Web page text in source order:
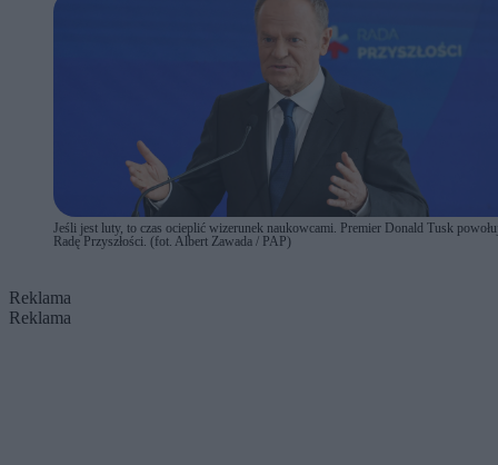
Jeśli jest luty, to czas ocieplić wizerunek naukowcami. Premier Donald Tusk
Radę Przyszłości. (fot. Albert Zawada / PAP)
Reklama
Reklama